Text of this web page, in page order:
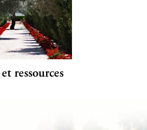
ressources